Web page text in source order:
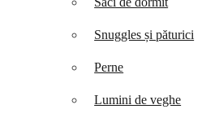
Snuggles și păturici
Perne
Lumini de veghe